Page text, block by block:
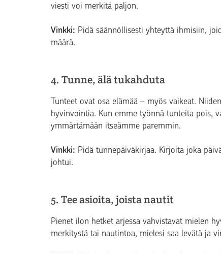
viesti voi merkitä paljon.
Vinkki: Pidä säännöllisesti yhteyttä ihmisiin,
määrä.
4. Tunne, älä tukahduta
Tunteet ovat osa elämää – myös vaikeat.
hyvinvointia. Kun emme työnnä tunteita pois,
ymmärtämään itseämme paremmin.
Vinkki: Pidä tunnepäiväkirjaa. Kirjoita joka
johtui.
5. Tee asioita, joista nautit
Pienet ilon hetket arjessa vahvistavat mielen
merkitystä tai nautintoa, mielesi saa levätä ja